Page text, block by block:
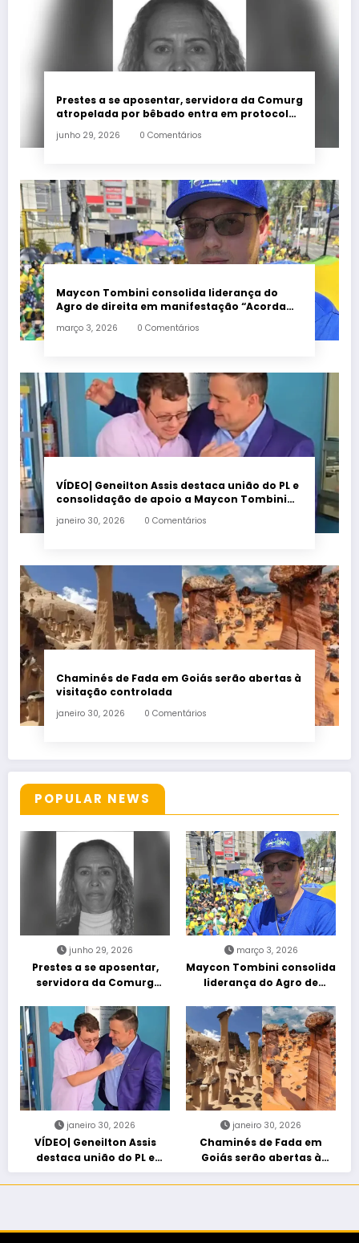
Prestes a se aposentar, servidora da Comurg
atropelada por bêbado entra em protocolo
junho 29, 2026 0 Comentários
Maycon Tombini consolida liderança do
Agro de direita em manifestação “Acorda
março 3, 2026 0 Comentários
VÍDEO| Geneilton Assis destaca união do PL e
consolidação de apoio a Maycon Tombini
janeiro 30, 2026 0 Comentários
Chaminés de Fada em Goiás serão abertas à
visitação controlada
janeiro 30, 2026 0 Comentários
POPULAR NEWS
junho 29, 2026
Prestes a se aposentar,
servidora da Comurg
entra em protocolo de
morte encefálica
março 3, 2026
Maycon Tombini consolida
liderança do Agro de
“Acorda Brasil” em Goiânia
janeiro 30, 2026
VÍDEO| Geneilton Assis
destaca união do PL e
consolidação de apoio a
Maycon Tombini em Jataí
janeiro 30, 2026
Chaminés de Fada em
Goiás serão abertas à
visitação controlada